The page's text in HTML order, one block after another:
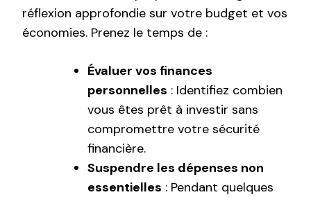
réflexion approfondie sur votre budget et vos
économies. Prenez le temps de :
Évaluer vos finances
personnelles : Identifiez combien
vous êtes prêt à investir sans
compromettre votre sécurité
financière.
Suspendre les dépenses non
essentielles : Pendant quelques